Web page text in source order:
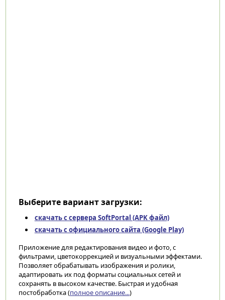
Выберите вариант загрузки:
скачать с сервера SoftPortal (APK файл)
скачать с официального сайта (Google Play)
Приложение для редактирования видео и фото, с
фильтрами, цветокоррекцией и визуальными эффектами.
Позволяет обрабатывать изображения и ролики,
адаптировать их под форматы социальных сетей и
сохранять в высоком качестве. Быстрая и удобная
постобработка (полное описание...)